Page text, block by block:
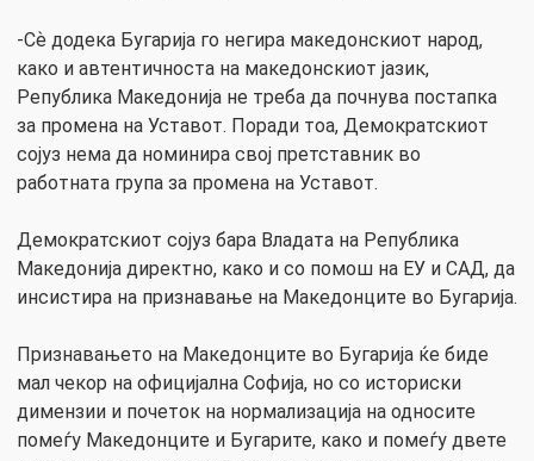
-Сѐ додека Бугарија го негира македонскиот народ,
како и автентичноста на македонскиот јазик,
Република Македонија не треба да почнува постапка
за промена на Уставот. Поради тоа, Демократскиот
сојуз нема да номинира свој претставник во
работната група за промена на Уставот.
Демократскиот сојуз бара Владата на Република
Македонија директно, како и со помош на ЕУ и САД, да
инсистира на признавање на Македонците во Бугарија.
Признавањето на Македонците во Бугарија ќе биде
мал чекор на официјална Софија, но со историски
димензии и почеток на нормализација на односите
помеѓу Македонците и Бугарите, како и помеѓу двете